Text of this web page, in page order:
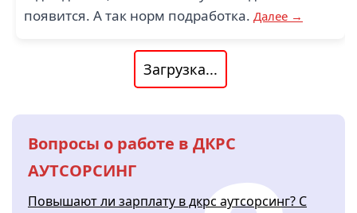
появится. А так норм подработка. Далее →
Загрузка...
Вопросы о работе в ДКРС
АУТСОРСИНГ
Повышают ли зарплату в дкрс аутсорсинг? С